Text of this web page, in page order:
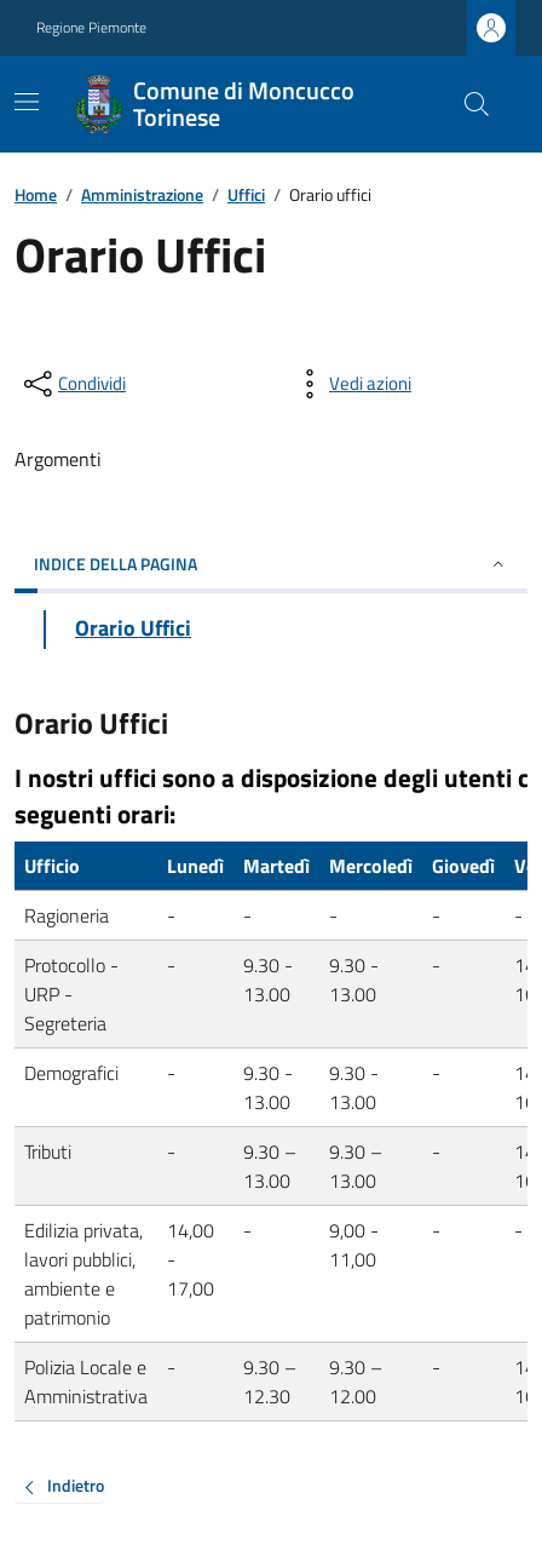
Regione Piemonte
Comune di Moncucco
Torinese
Home / Amministrazione / Uffici / Orario uffici
Orario Uffici
Condividi Vedi azioni
Argomenti
INDICE DELLA PAGINA
Orario Uffici
Orario Uffici
I nostri uffici sono a disposizione degli utenti
seguenti orari:
Ufficio Lunedì Martedì Mercoledì Giovedì
Ragioneria
- - - -
-
Protocollo -
URP -
Segreteria
-
9.30 -
13.00
9.30 -
13.00
-
Demografici -
9.30 -
13.00
9.30 -
13.00
-
Tributi
-
9.30 –
13.00
9.30 –
13.00
-
Edilizia privata,
lavori pubblici,
ambiente e
patrimonio
14,00
-
17,00
-
9,00 -
11,00
- -
Polizia Locale e
Amministrativa
-
9.30 –
12.30
9.30 –
12.00
-
Indietro